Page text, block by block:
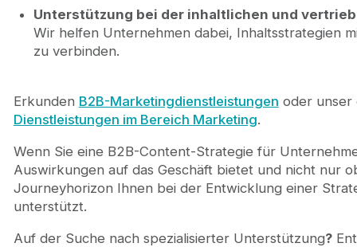
Unterstützung bei der inhaltlichen und
Wir helfen Unternehmen dabei, Inhaltsstrategien
zu verbinden.
Erkunden B2B-Marketingdienstleistungen oder unser
Dienstleistungen im Bereich Marketing.
Wenn Sie eine B2B-Content-Strategie für
Auswirkungen auf das Geschäft bietet und nicht nur
Journeyhorizon Ihnen bei der Entwicklung einer
unterstützt.
Auf der Suche nach spezialisierter Unterstützung?